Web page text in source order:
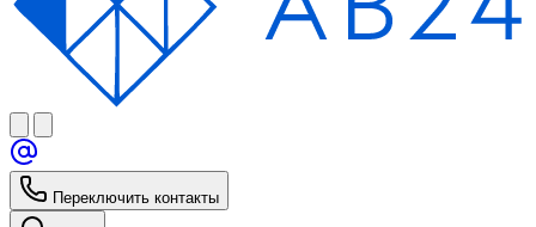
Переключить контакты